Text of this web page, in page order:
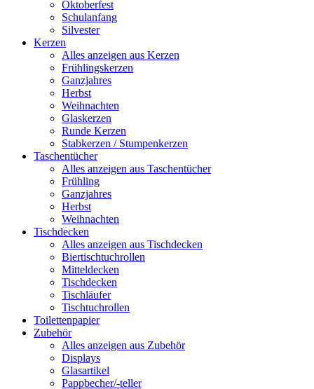
Oktoberfest
Schulanfang
Silvester
Kerzen
Alles anzeigen aus Kerzen
Frühlingskerzen
Ganzjahres
Herbst
Weihnachten
Glaskerzen
Runde Kerzen
Stabkerzen / Stumpenkerzen
Taschentücher
Alles anzeigen aus Taschentücher
Frühling
Ganzjahres
Herbst
Weihnachten
Tischdecken
Alles anzeigen aus Tischdecken
Biertischtuchrollen
Mitteldecken
Tischdecken
Tischläufer
Tischtuchrollen
Toilettenpapier
Zubehör
Alles anzeigen aus Zubehör
Displays
Glasartikel
Pappbecher/-teller